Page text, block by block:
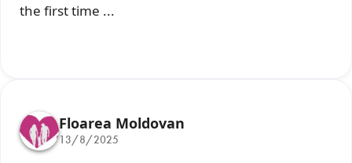
the first time ...
Floarea Moldovan
13/8/2025